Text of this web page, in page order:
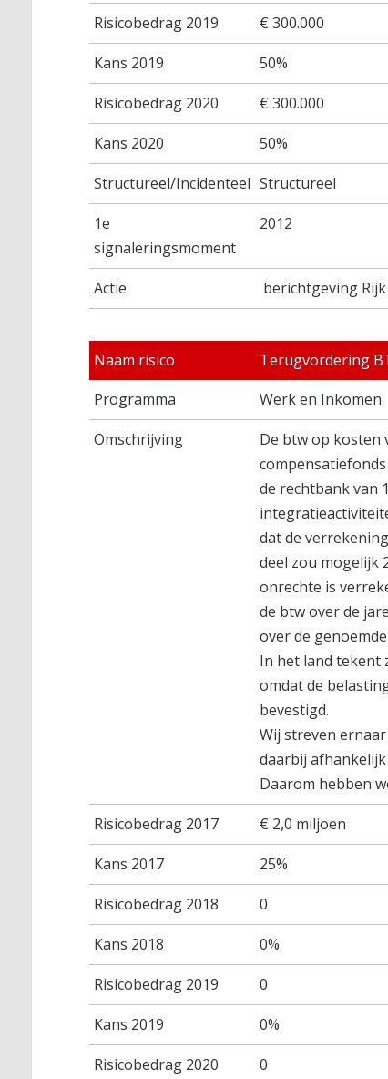
Risicobedrag 2019
€ 300.000
Kans 2019
50%
Risicobedrag 2020
€ 300.000
Kans 2020
50%
Structureel/Incidenteel Structureel
1e
signaleringsmoment
2012
Actie berichtgeving
Naam risico
Terugvordering
Programma
Werk en Inkomen
Omschrijving
De btw op kosten
de rechtbank van
dat de
deel zou mogelijk
onrechte is
de btw over de
over de
In het land tekent
omdat de
bevestigd.
Wij streven
daarbij
Daarom hebben
Risicobedrag 2017
€ 2,0 miljoen
Kans 2017
25%
Risicobedrag 2018
0
Kans 2018
0%
Risicobedrag 2019
0
Kans 2019
0%
Risicobedrag 2020
0